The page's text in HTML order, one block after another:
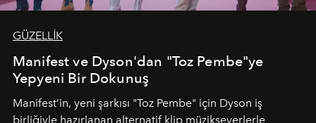
GÜZELLİK
Manifest ve Dyson'dan "Toz Pembe"ye
Yepyeni Bir Dokunuş
Manifest’in, yeni şarkısı "Toz Pembe" için Dyson iş
birliğiyle hazırlanan alternatif klip müzikseverlerle